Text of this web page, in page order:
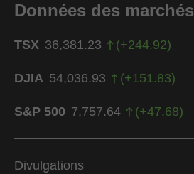
Données des marchés
TSX 36,381.23 (+244.92)
DJIA 54,036.93 (+151.83)
S&P 500 7,757.64 (+47.68)
Divulgations